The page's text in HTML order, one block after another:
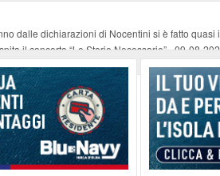
dalle dichiarazioni di Nocentini si è fatto quasi
il concerto “Le Storie Necessarie”-09-08-
del nuovo format Quiz Musicale-09-08-
vacanza: è la nostra strada
09-08-2026
Chloris”, canzoni rarefatte - 09-08-2026